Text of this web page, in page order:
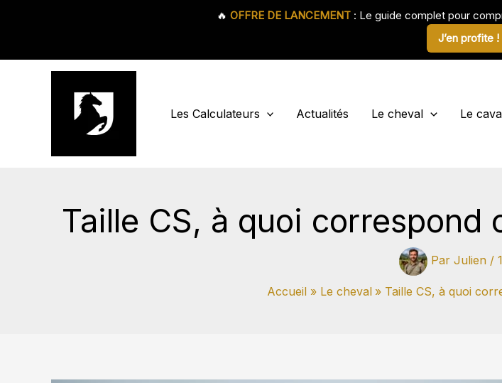
Les Calculateurs
Actualités Le cheval Le
Taille CS, à quoi correspond
Par Julien /
Accueil Le cheval Taille CS, à quoi
🔥 OFFRE DE LANCEMENT : Le guide complet pour
J’en profite !